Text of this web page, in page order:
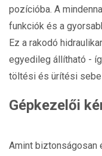
pozícióba. A
funkciók és a
Ez a rakodó
egyedileg állítható -
töltési és ürítési
Gépkezelői
Amint biztonságosan